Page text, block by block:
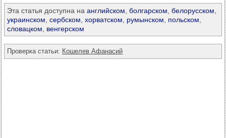
Эта статья доступна на английском болгарском белорусском
украинском сербском хорватском румынском польском
словацком
венгерском
Проверка статьи: Кошелев Афанасий